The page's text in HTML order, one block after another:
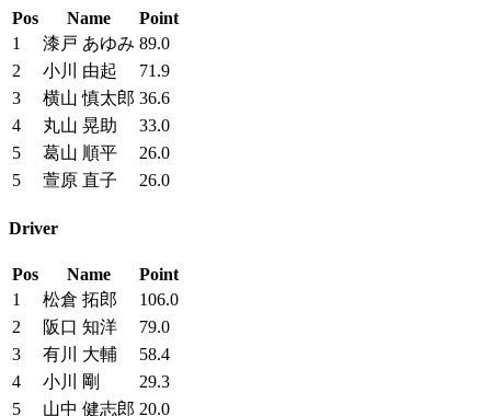
Pos Name
Point
1
漆戸 あゆみ 89.0
2
小川 由起
71.9
3
横山 慎太郎 36.6
4
丸山 晃助
33.0
5
葛山 順平
26.0
5
萱原 直子 26.0
Driver
Pos Name
Point
1
松倉 拓郎
106.0
2
阪口 知洋
79.0
3
有川 大輔
58.4
4
小川 剛
29.3
5
山中 健志郎 20.0